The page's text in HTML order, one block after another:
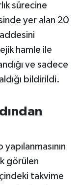
sürecine
yer alan 20
hamle ile
ve sadece
bildirildi.
görülen
takvime